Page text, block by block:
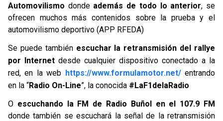
Automovilismo donde además de todo lo anterior, se
ofrecen muchos más contenidos sobre la prueba y el
automovilismo deportivo (APP RFEDA)
Se puede también escuchar la retransmisión del rallye
por Internet desde cualquier dispositivo conectado a la
red, en la web https://www.formulamotor.net/entrando
en la “Radio On-Line”, la conocida #LaF1delaRadio
O escuchando la FM de Radio Buñol en el 107.9 FM
donde también se escuchará la señal de la retransmisión